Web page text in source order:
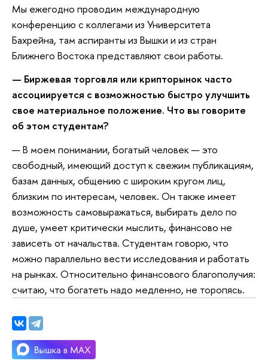
Мы ежегодно проводим международную
конференцию с коллегами из Университета
Бахрейна, там аспиранты из Вышки и из стран
Ближнего Востока представляют свои работы.
— Биржевая торговля или крипторынок часто
ассоциируется с возможностью быстро улучшить
свое материальное положение. Что вы говорите
об этом студентам?
— В моем понимании, богатый человек — это
свободный, имеющий доступ к свежим публикациям,
базам данных, общению с широким кругом лиц,
близким по интересам, человек. Он также имеет
возможность самовыражаться, выбирать дело по
душе, умеет критически мыслить, финансово не
зависеть от начальства. Студентам говорю, что
можно параллельно вести исследования и работать
на рынках. Относительно финансового благополучия:
считаю, что богатеть надо медленно, не торопясь.